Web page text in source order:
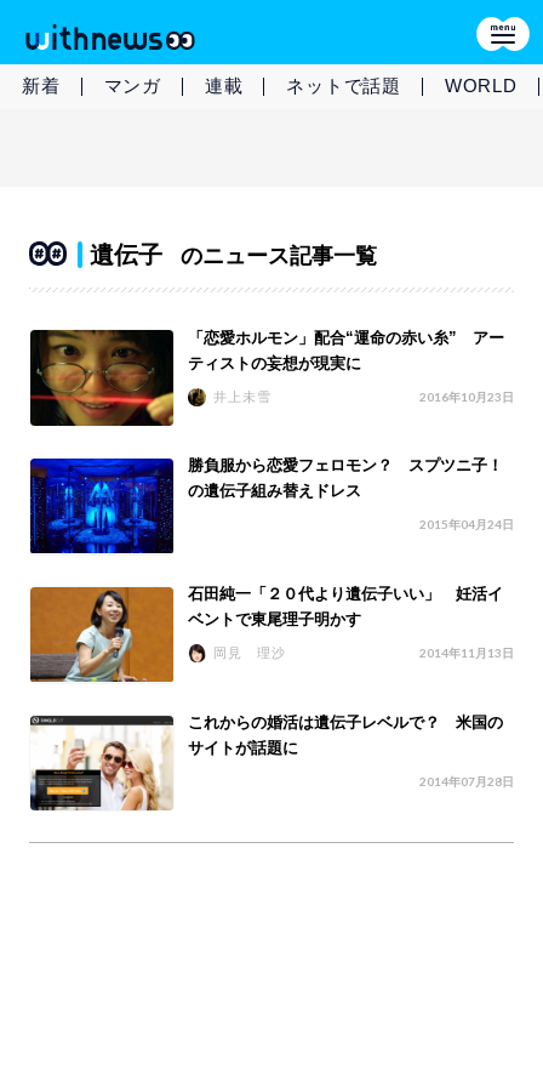
新着 マンガ 連載 ネットで話題 WORLD
遺伝子 のニュース記事一覧
「恋愛ホルモン」配合“運命の赤い糸” アー
ティストの妄想が現実に
井上未雪 2016年10月23日
勝負服から恋愛フェロモン？ スプツニ子！
の遺伝子組み替えドレス
2015年04月24日
石田純一「２０代より遺伝子いい」 妊活イ
ベントで東尾理子明かす
岡見 理沙 2014年11月13日
これからの婚活は遺伝子レベルで？ 米国の
サイトが話題に
2014年07月28日